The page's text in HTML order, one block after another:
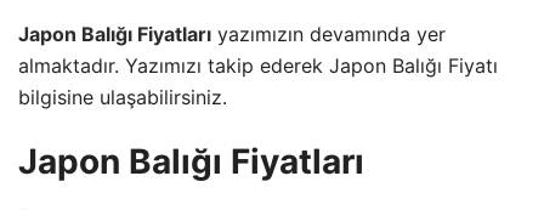
Japon Balığı Fiyatları yazımızın devamında yer
almaktadır. Yazımızı takip ederek Japon Balığı Fiyatı
bilgisine ulaşabilirsiniz.
Japon Balığı Fiyatları